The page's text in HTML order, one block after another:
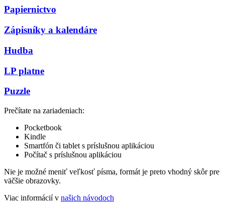
Papiernictvo
Zápisníky a kalendáre
Hudba
LP platne
Puzzle
Prečítate na zariadeniach:
Pocketbook
Kindle
Smartfón či tablet s príslušnou aplikáciou
Počítač s príslušnou aplikáciou
Nie je možné meniť veľkosť písma, formát je preto vhodný skôr pre
väčšie obrazovky.
Viac informácií v našich návodoch